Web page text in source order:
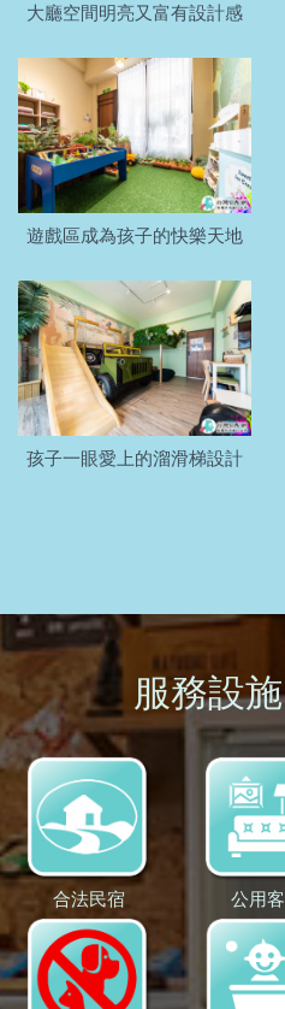
大廳空間明亮又富有設計感
遊戲區成為孩子的快樂天地
孩子一眼愛上的溜滑梯設計
服務設
合法民宿 公用